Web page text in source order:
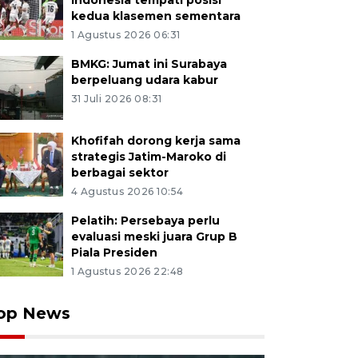
kedua klasemen sementara
1 Agustus 2026 06:31
BMKG: Jumat ini Surabaya
berpeluang udara kabur
31 Juli 2026 08:31
Khofifah dorong kerja sama
strategis Jatim-Maroko di
berbagai sektor
4 Agustus 2026 10:54
Pelatih: Persebaya perlu
evaluasi meski juara Grup B
Piala Presiden
1 Agustus 2026 22:48
News